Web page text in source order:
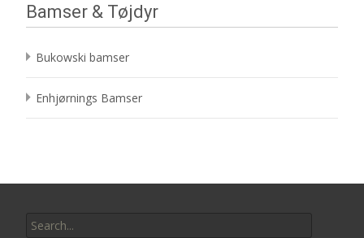
Bamser & Tøjdyr
Bukowski bamser
Enhjørnings Bamser
for: